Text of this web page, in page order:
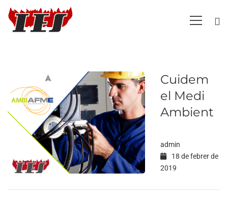
Cuidem
el Medi
Ambient
admin
18 de febrer de
2019